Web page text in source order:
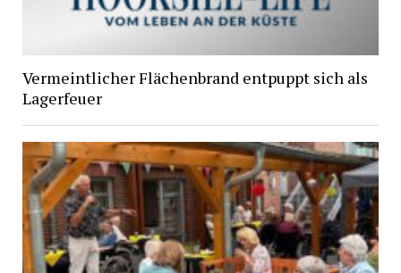
Vermeintlicher Flächenbrand entpuppt sich als
Lagerfeuer